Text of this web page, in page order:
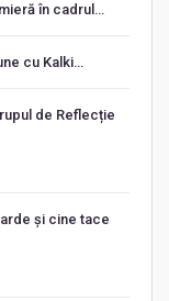
în cadrul…
cu Kalki…
de Reflecție
și cine tace